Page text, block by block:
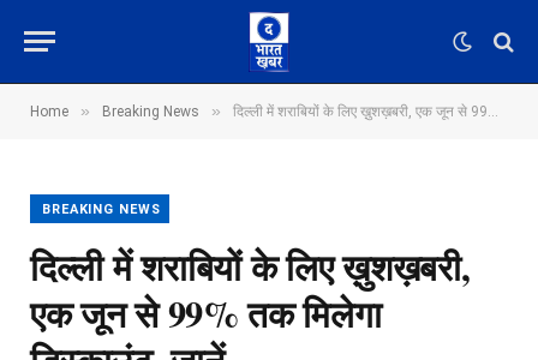
Home » Breaking News » दिल्ली में शराबियों के लिए ख़ुशख़बरी, एक जून से 99% तक मिलेगा डिस्काउंट, जानें
BREAKING NEWS
दिल्ली में शराबियों के लिए ख़ुशख़बरी,
एक जून से 99% तक मिलेगा